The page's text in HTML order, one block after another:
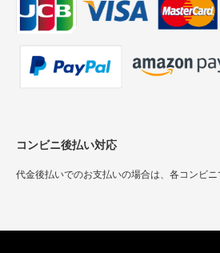
コンビニ後払い対応
代金後払いでのお支払いの場合は、各コンビニ